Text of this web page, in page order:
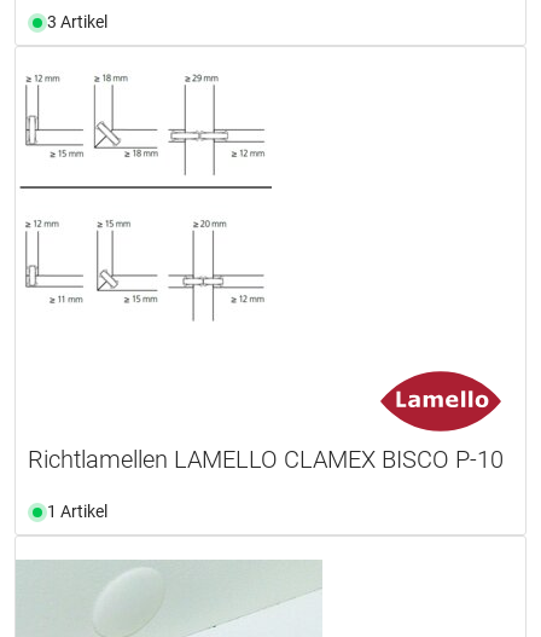
3 Artikel
Richtlamellen LAMELLO CLAMEX BISCO P-10
1 Artikel